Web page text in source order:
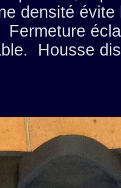
densité évite
Fermeture
Housse